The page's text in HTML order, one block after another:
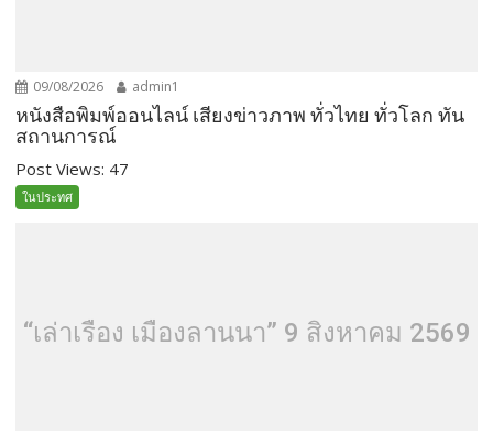
09/08/2026 admin1
หนังสือพิมพ์ออนไลน์ เสียงข่าวภาพ ทั่วไทย ทั่วโลก ทัน
สถานการณ์
Post Views: 47
ในประทศ
“เล่าเรื่อง เมืองลานนา” 9 สิงหาคม 2569